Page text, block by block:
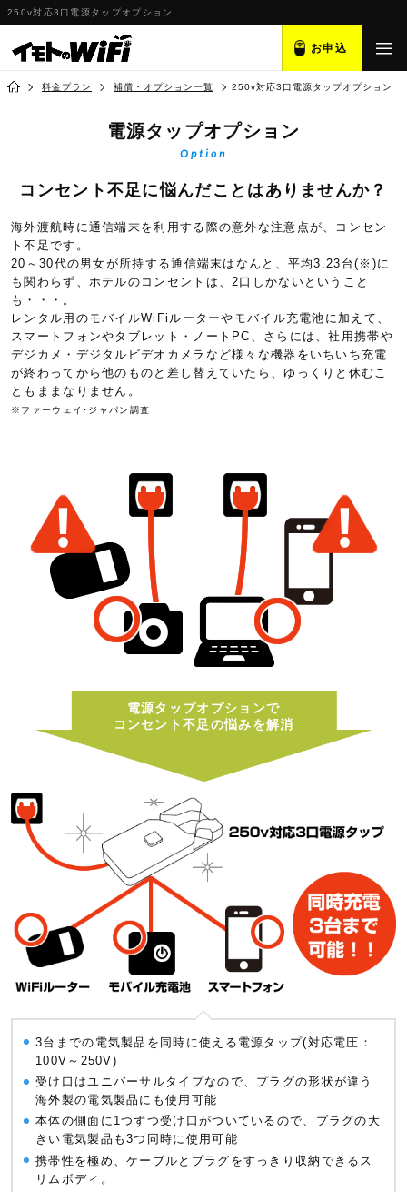
250v対応3口電源タップオプション
お申込
料金プラン 補償・オプション一覧 250v対応3口電源タップオプション
電源タップオプション
Option
コンセント不足に悩んだことはありませんか？
海外渡航時に通信端末を利用する際の意外な注意点が、コンセン
ト不足です。
20～30代の男女が所持する通信端末はなんと、平均3.23台(※)に
も関わらず、ホテルのコンセントは、2口しかないということ
も・・・。
レンタル用のモバイルWiFiルーターやモバイル充電池に加えて、
スマートフォンやタブレット・ノートPC、さらには、社用携帯や
デジカメ・デジタルビデオカメラなど様々な機器をいちいち充電
が終わってから他のものと差し替えていたら、ゆっくりと休むこ
ともままなりません。
※ファーウェイ･ジャパン調査
電源タップオプションで
コンセント不足の悩みを解消
3台までの電気製品を同時に使える電源タップ(対応電圧：
100V～250V)
受け口はユニバーサルタイプなので、プラグの形状が違う
海外製の電気製品にも使用可能
本体の側面に1つずつ受け口がついているので、プラグの大
きい電気製品も3つ同時に使用可能
携帯性を極め、ケーブルとプラグをすっきり収納できるス
リムボディ。